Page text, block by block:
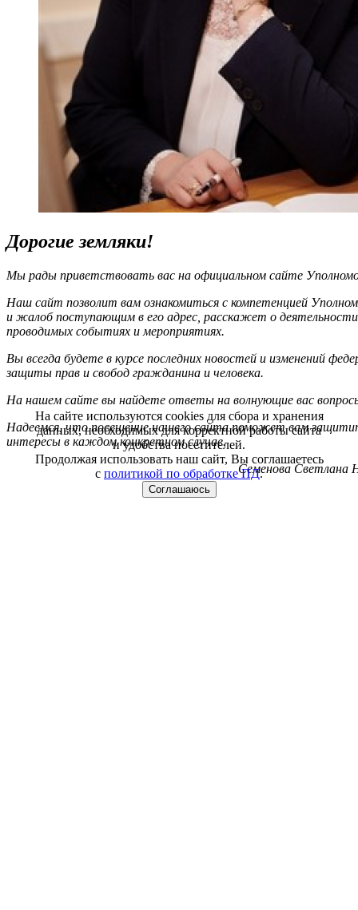
Дорогие земляки!
Мы рады приветствовать вас на официальном сайте
Наш сайт позволит вам ознакомиться с компетенцией
и жалоб поступающим в его адрес, расскажет о
проводимых событиях и мероприятиях.
Вы всегда будете в курсе последних новостей и изменений
защиты прав и свобод гражданина и человека.
На нашем сайте вы найдете ответы на волнующие вас
Надеемся, что посещение нашего сайта поможет вам
интересы в каждом конкретном случае.
Семенова Светлана
На сайте используются cookies для сбора и хранения
данных, необходимых для корректной работы сайта
и удобства посетителей.
Продолжая использовать наш сайт, Вы соглашаетесь
с политикой по обработке ПД.
Соглашаюсь